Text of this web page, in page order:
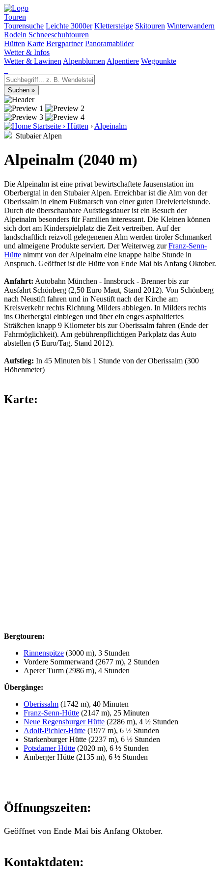
Touren
Tourensuche Leichte 3000er Klettersteige Skitouren Winterwandern
Rodeln Schneeschuhtouren
Hütten Karte Bergpartner Panoramabilder
Wetter & Infos
Wetter & Lawinen Alpenblumen Alpentiere Wegpunkte
Startseite › Hütten › Alpeinalm
Stubaier Alpen
Alpeinalm (2040 m)
Die Alpeinalm ist eine privat bewirtschaftete Jausenstation im
Oberbergtal in den Stubaier Alpen. Erreichbar ist die Alm von der
Oberissalm in einem Fußmarsch von einer guten Dreiviertelstunde.
Durch die überschaubare Aufstiegsdauer ist ein Besuch der
Alpeinalm besonders für Familien interessant. Die Kleinen können
sich dort am Kinderspielplatz die Zeit vertreiben. Auf der
landschaftlich reizvoll gelegenenen Alm werden tiroler Schmankerl
und almeigene Produkte serviert. Der Weiterweg zurFranz-Senn-
Hütte nimmt von der Alpeinalm eine knappe halbe Stunde in
Anspruch. Geöffnet ist die Hütte von Ende Mai bis Anfang Oktober.
Anfahrt: Autobahn München - Innsbruck - Brenner bis zur
Ausfahrt Schönberg (2,50 Euro Maut, Stand 2012). Von Schönberg
nach Neustift fahren und in Neustift nach der Kirche am
Kreisverkehr rechts Richtung Milders abbiegen. In Milders rechts
ins Oberbergtal einbiegen und über ein enges asphaltiertes
Sträßchen knapp 9 Kilometer bis zur Oberissalm fahren (Ende der
Fahrmöglichkeit). Am gebührenpflichtigen Parkplatz das Auto
abstellen (5 Euro/Tag, Stand 2012).
Aufstieg: In 45 Minuten bis 1 Stunde von der Oberissalm (300
Höhenmeter)
Karte:
Bergtouren:
Rinnenspitze (3000 m), 3 Stunden
Vordere Sommerwand (2677 m), 2 Stunden
Aperer Turm (2986 m), 4 Stunden
Übergänge:
Oberissalm (1742 m), 40 Minuten
Franz-Senn-Hütte (2147 m), 25 Minuten
Neue Regensburger Hütte (2286 m), 4 ½ Stunden
Adolf-Pichler-Hütte (1977 m), 6 ½ Stunden
Starkenburger Hütte (2237 m), 6 ½ Stunden
Potsdamer Hütte (2020 m), 6 ½ Stunden
Amberger Hütte (2135 m), 6 ½ Stunden
Öffnungszeiten:
Geöffnet von Ende Mai bis Anfang Oktober.
Kontaktdaten: